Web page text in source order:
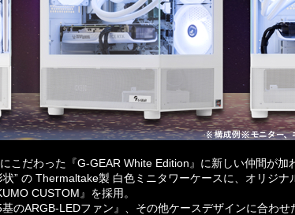
こだわった『G-GEAR White Edition』に新しい仲間が加
” の Thermaltake製 白色ミニタワーケースに、オリジナ
CUSTOM』を採用。
のARGB-LEDファン』、その他ケースデザインに合わせ